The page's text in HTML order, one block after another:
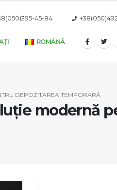
45-84
ROMÂNĂ
DEPOZITAREA TEMPORARĂ
modernă